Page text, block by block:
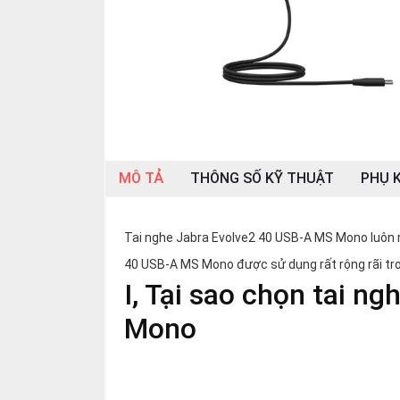
MÔ TẢ THÔNG SỐ KỸ THUẬT PHỤ
Tai nghe Jabra Evolve2 40 USB-A MS Mono
40 USB-A MS Mono được sử dụng rất rộng rãi
I, Tại sao chọn tai
Mono